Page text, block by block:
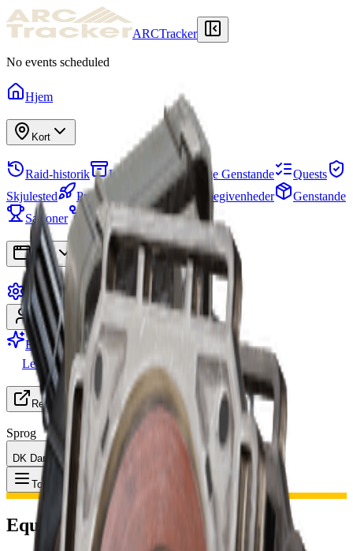
ARCTracker
No events scheduled
Hjem
Kort
Raid-historik Lager Nødvendige Genstande
Quests
Skjulested
Projekter Hold Kortbegivenheder
Genstande
Sæsoner
Færdighedstræ
Apps
Indstillinger
Log ind Tilmeld
Bliv Premium
Leder efter Gruppe
Ressourcer
Sprog
DK Dansk
Toggle Menu Genstand:Equalizer
Equalizer